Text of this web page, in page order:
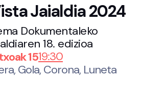
Jaialdia 2024
Dokumentaleko
18. edizioa
1519:30
Gola, Corona, Luneta